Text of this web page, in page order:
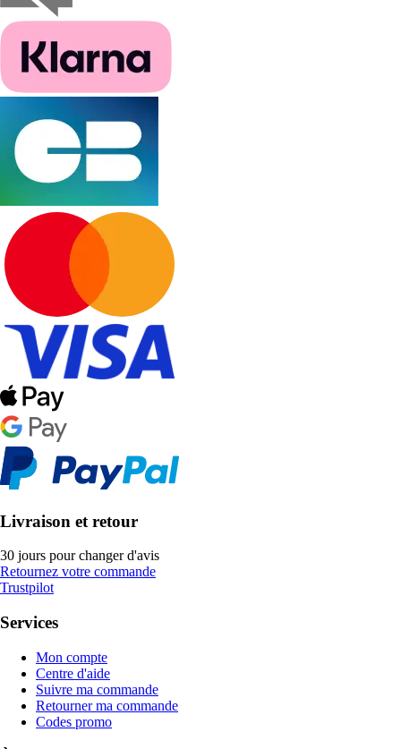
Livraison et retour
30 jours pour changer d'avis
Retournez votre commande
Trustpilot
Services
Mon compte
Centre d'aide
Suivre ma commande
Retourner ma commande
Codes promo